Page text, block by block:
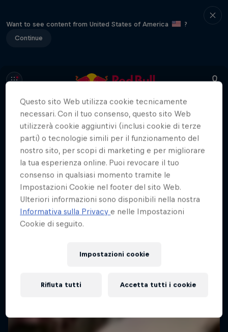
Want to see content from United States of America
?
Continue
Potrebbe interessarti anche
L'ABC del...
Un corso accelerato sugli sport d’azione
2 Stagioni · 11 episodi
Questo sito Web utilizza cookie tecnicamente
necessari. Con il tuo consenso, questo sito Web
utilizzerà cookie aggiuntivi (inclusi cookie di terze
parti) o tecnologie simili per il funzionamento del
nostro sito, per scopi di marketing e per migliorare
la tua esperienza online. Puoi revocare il tuo
consenso in qualsiasi momento tramite le
Impostazioni Cookie nel footer del sito Web.
Ulteriori informazioni sono disponibili nella nostra
Informativa sulla Privacye nelle Impostazioni
Cookie di seguito.
Impostazioni cookie
Rifiuta tutti Accetta tutti i cookie